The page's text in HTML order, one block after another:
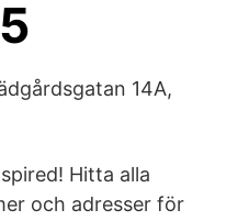
14A,
Hitta alla
och adresser för